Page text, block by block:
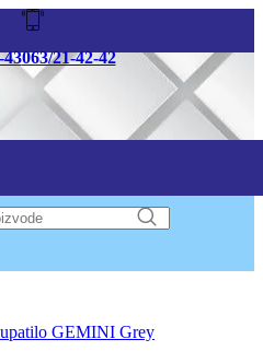
43063/21-42-42